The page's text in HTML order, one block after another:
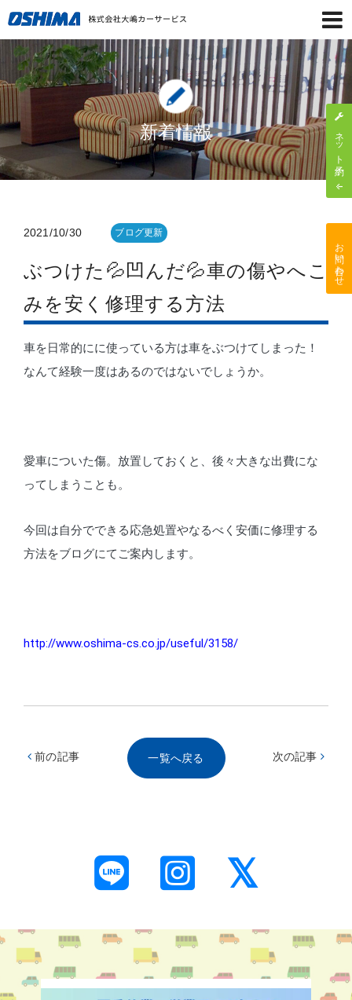
新着情報
2021/10/30 ブログ更新
ぶつけた💦凹んだ💦車の傷やへこ
みを安く修理する方法
車を日常的にに使っている方は車をぶつけてしまった！
なんて経験一度はあるのではないでしょうか。
愛車についた傷。放置しておくと、後々大きな出費にな
ってしまうことも。
今回は自分でできる応急処置やなるべく安価に修理する
方法をブログにてご案内します。
http://www.oshima-cs.co.jp/useful/3158/
一覧へ戻る
前の記事 次の記事
ネット予約
お問い合わせ